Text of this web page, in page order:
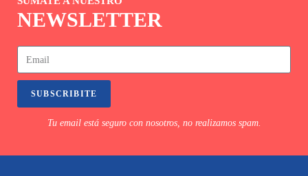
NEWSLETTER
SUBSCRIBITE
Tu email está seguro con nosotros, no realizamos spam.